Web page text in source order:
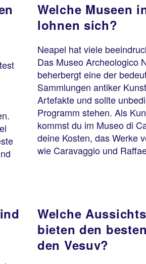
Welche Museen
lohnen sich?
Neapel hat viele
Das Museo Archeologico
beherbergt eine der
Sammlungen antiker
Artefakte und sollte
Programm stehen. Als
kommst du im Museo di
deine Kosten, das Werke
wie Caravaggio und
Welche
bieten den
den Vesuv?